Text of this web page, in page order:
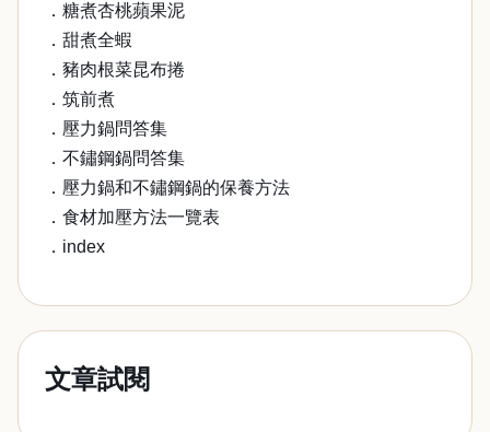
．糖煮杏桃蘋果泥
．甜煮全蝦
．豬肉根菜昆布捲
．筑前煮
．壓力鍋問答集
．不鏽鋼鍋問答集
．壓力鍋和不鏽鋼鍋的保養方法
．食材加壓方法一覽表
．index
文章試閱